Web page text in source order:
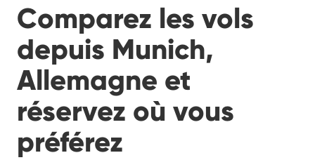
Comparez les vols
depuis Munich,
Allemagne et
réservez où vous
préférez